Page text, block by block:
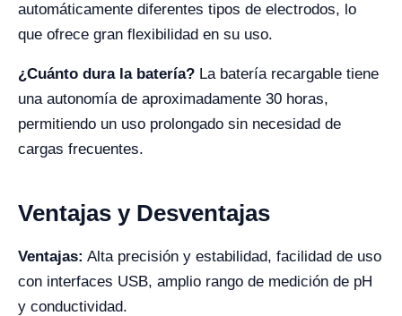
automáticamente diferentes tipos de electrodos, lo
que ofrece gran flexibilidad en su uso.
¿Cuánto dura la batería? La batería recargable tiene
una autonomía de aproximadamente 30 horas,
permitiendo un uso prolongado sin necesidad de
cargas frecuentes.
Ventajas y Desventajas
Ventajas: Alta precisión y estabilidad, facilidad de uso
con interfaces USB, amplio rango de medición de pH
y conductividad.